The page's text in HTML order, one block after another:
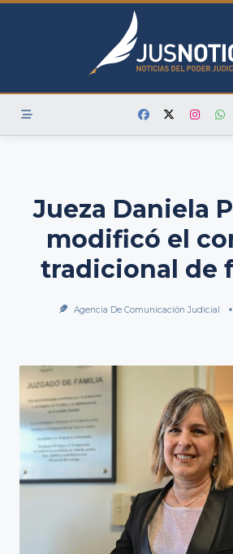
Skip
Jueza Daniela
modificó el
tradicional de
Agencia De Comunicación Judicial